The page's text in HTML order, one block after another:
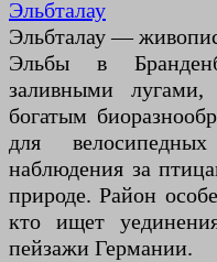
Эльбталау
Эльбталау —
Эльбы в
заливными
богатым
для
наблюдения за
природе. Район
кто ищет
пейзажи Германии.